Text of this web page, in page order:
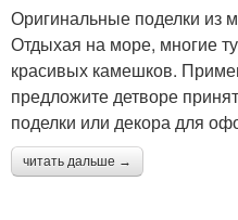
Оригинальные поделки из
Отдыхая на море, многие
красивых камешков.
предложите детворе
поделки или декора для
читать дальше →